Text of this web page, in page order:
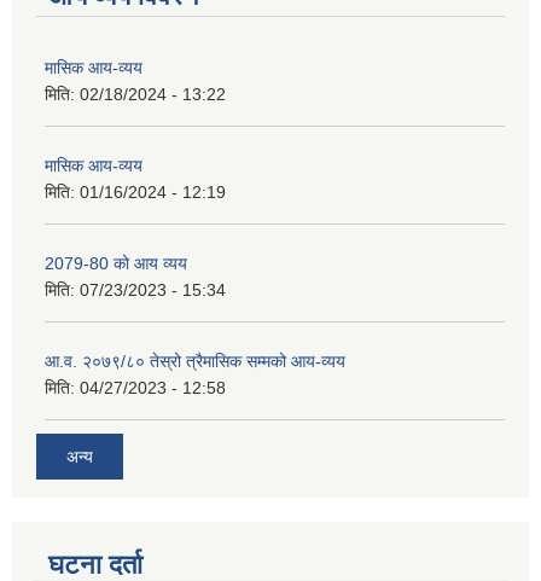
मासिक आय-व्यय
मिति: 02/18/2024 - 13:22
मासिक आय-व्यय
मिति: 01/16/2024 - 12:19
2079-80 को आय व्यय
मिति: 07/23/2023 - 15:34
आ.व. २०७९/८० तेस्रो त्रैमासिक सम्मको आय-व्यय
मिति: 04/27/2023 - 12:58
अन्य
घटना दर्ता